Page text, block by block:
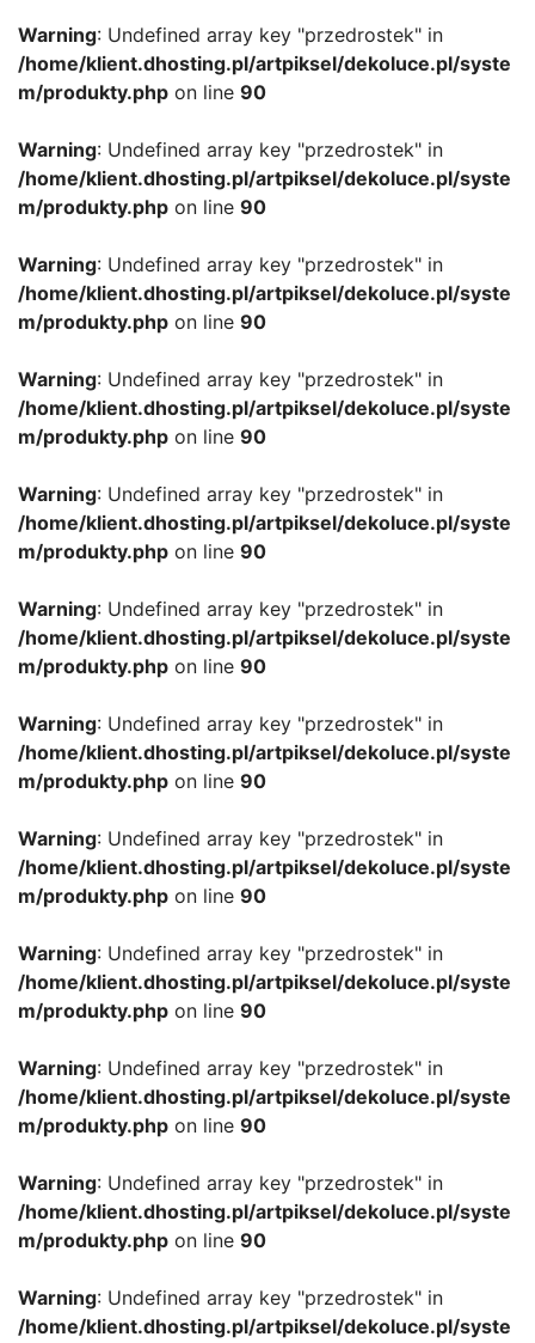
Warning: Undefined array key "przedrostek" in
/home/klient.dhosting.pl/artpiksel/dekoluce.pl/syste
m/produkty.php on line 90
Warning: Undefined array key "przedrostek" in
/home/klient.dhosting.pl/artpiksel/dekoluce.pl/syste
m/produkty.php on line 90
Warning: Undefined array key "przedrostek" in
/home/klient.dhosting.pl/artpiksel/dekoluce.pl/syste
m/produkty.php on line 90
Warning: Undefined array key "przedrostek" in
/home/klient.dhosting.pl/artpiksel/dekoluce.pl/syste
m/produkty.php on line 90
Warning: Undefined array key "przedrostek" in
/home/klient.dhosting.pl/artpiksel/dekoluce.pl/syste
m/produkty.php on line 90
Warning: Undefined array key "przedrostek" in
/home/klient.dhosting.pl/artpiksel/dekoluce.pl/syste
m/produkty.php on line 90
Warning: Undefined array key "przedrostek" in
/home/klient.dhosting.pl/artpiksel/dekoluce.pl/syste
m/produkty.php on line 90
Warning: Undefined array key "przedrostek" in
/home/klient.dhosting.pl/artpiksel/dekoluce.pl/syste
m/produkty.php on line 90
Warning: Undefined array key "przedrostek" in
/home/klient.dhosting.pl/artpiksel/dekoluce.pl/syste
m/produkty.php on line 90
Warning: Undefined array key "przedrostek" in
/home/klient.dhosting.pl/artpiksel/dekoluce.pl/syste
m/produkty.php on line 90
Warning: Undefined array key "przedrostek" in
/home/klient.dhosting.pl/artpiksel/dekoluce.pl/syste
m/produkty.php on line 90
Warning: Undefined array key "przedrostek" in
/home/klient.dhosting.pl/artpiksel/dekoluce.pl/syste